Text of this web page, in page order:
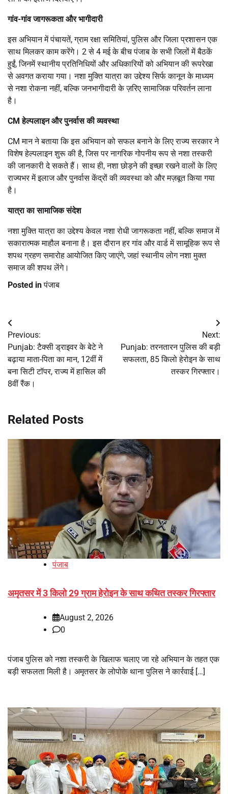
गांव-गांव जागरूकता और भागीदारी
इस अभियान में पंचायतें, ग्राम रक्षा समितियां, पुलिस और जिला प्रशासन एक
साथ मिलकर काम करेंगे। 2 से 4 मई के बीच पंजाब के सभी जिलों में बैठकें
हुईं, जिनमें स्थानीय प्रतिनिधियों और अधिकारियों को अभियान की रूपरेखा
से अवगत कराया गया। नशा मुक्ति यात्रा का उद्देश्य सिर्फ कानून के माध्यम
से नशा रोकना नहीं, बल्कि जनभागीदारी के ज़रिए सामाजिक परिवर्तन लाना
है।
CM हेल्पलाइन और पुनर्वास की व्यवस्था
CM मान ने बताया कि इस अभियान को सफल बनाने के लिए राज्य सरकार ने
विशेष हेल्पलाइन शुरू की है, जिस पर नागरिक गोपनीय रूप से नशा तस्करी
की जानकारी दे सकते हैं। साथ ही, नशा छोड़ने की इच्छा रखने वालों के लिए
राज्यभर में इलाज और पुनर्वास केंद्रों की व्यवस्था को और मज़बूत किया गया
है।
यात्रा का सामाजिक संदेश
नशा मुक्ति यात्रा का उद्देश्य केवल नशा रोधी जागरूकता नहीं, बल्कि समाज में
सकारात्मक माहौल बनाना है। इस दौरान हर गांव और वार्ड में सामूहिक रूप से
शपथ ग्रहण समारोह आयोजित किए जाएंगे, जहां स्थानीय लोग नशा मुक्त
समाज की शपथ लेंगे।
Posted inपंजाब
Post
navigation
Previous:
Punjab: टैक्सी ड्राइवर के बेटे ने
बढ़ाया माता-पिता का मान, 12वीं में
बना सिटी टॉपर, राज्य में हासिल की
8वीं रैंक।
Next:
Punjab: तरनतारन पुलिस की बड़ी
सफलता, 85 किलो हेरोइन के साथ
तस्कर गिरफ्तार।
Related Posts
पंजाब
अमृतसर में 3 किलो 29 ग्राम हेरोइन के साथ कथित तस्कर गिरफ्तार
August 2, 2026
0
पंजाब पुलिस को नशा तस्करी के खिलाफ चलाए जा रहे अभियान के तहत एक
बड़ी सफलता मिली है। अमृतसर के लोपोके थाना पुलिस ने कार्रवाई […]